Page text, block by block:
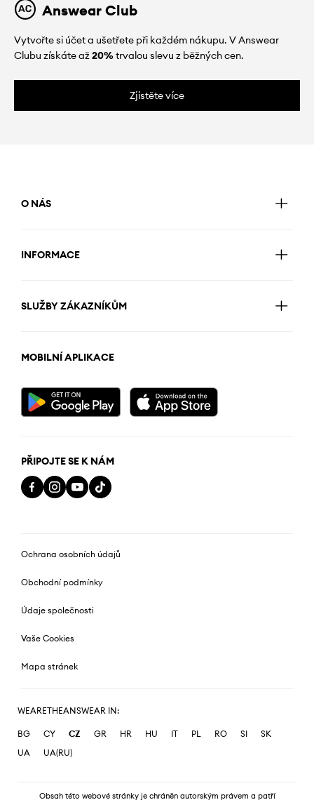
Answear Club
Vytvořte si účet a ušetřete při každém nákupu. V Answear
Clubu získáte až20%trvalou slevu z běžných cen.
Zjistěte více
O NÁS
INFORMACE
SLUŽBY ZÁKAZNÍKŮM
MOBILNÍ APLIKACE
PŘIPOJTE SE K NÁM
Ochrana osobních údajů
Obchodní podmínky
Údaje společnosti
Vaše Cookies
Mapa stránek
WEARETHEANSWEAR IN:
BG CY CZ GR HR HU IT PL RO SI
SK
UA
UA(RU)
Obsah této webové stránky je chráněn autorským právem a patří